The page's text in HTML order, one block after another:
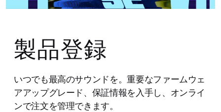
製品登録
いつでも最高のサウンドを。重要なファームウェ
アアップグレード、保証情報を入手し、オンライ
ンで注文を管理できます。